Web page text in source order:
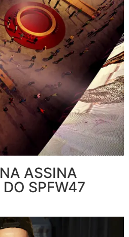
ASSINA
SPFW47